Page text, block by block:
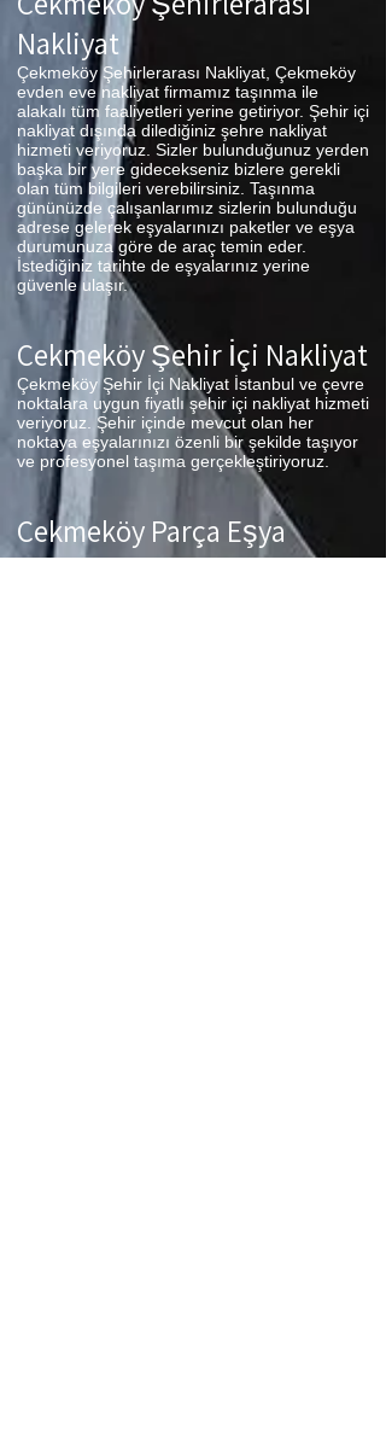
Nakliyat
Çekmeköy Şehirlerarası Nakliyat, Çekmeköy
evden eve nakliyat firmamız taşınma ile
alakalı tüm faaliyetleri yerine getiriyor. Şehir içi
nakliyat dışında dilediğiniz şehre nakliyat
hizmeti veriyoruz. Sizler bulunduğunuz yerden
başka bir yere gidecekseniz bizlere gerekli
olan tüm bilgileri verebilirsiniz. Taşınma
gününüzde çalışanlarımız sizlerin bulunduğu
adrese gelerek eşyalarınızı paketler ve eşya
durumunuza göre de araç temin eder.
İstediğiniz tarihte de eşyalarınız yerine
güvenle ulaşır.
Çekmeköy Şehir İçi Nakliyat
Çekmeköy Şehir İçi Nakliyat İstanbul ve çevre
noktalara uygun fiyatlı şehir içi nakliyat hizmeti
veriyoruz. Şehir içinde mevcut olan her
noktaya eşyalarınızı özenli bir şekilde taşıyor
ve profesyonel taşıma gerçekleştiriyoruz.
Çekmeköy Parça Eşya
Taşıma